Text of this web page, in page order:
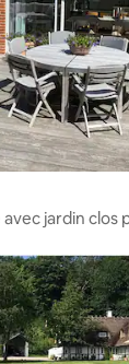
jardin clos